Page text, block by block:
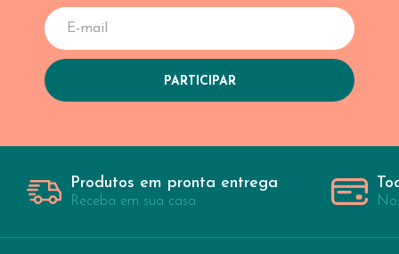
Produtos em pronta entrega
Receba em sua casa